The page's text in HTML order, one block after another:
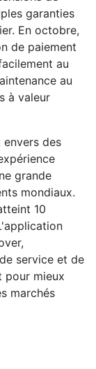
garanties
En octobre,
de paiement
au
au
à valeur
envers des
grande
mondiaux.
10
service et de
pour mieux
marchés